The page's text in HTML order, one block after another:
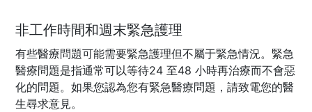
非工作時間和週末緊急護理
有些醫療問題可能需要緊急護理但不屬于緊急情況。緊急
醫療問題是指通常可以等待24 至48 小時再治療而不會惡
化的問題。如果您認為您有緊急醫療問題，請致電您的醫
生尋求意見。